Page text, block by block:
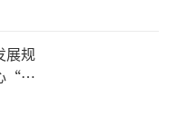
发行规模约6亿
为14.88元/股。后
下调至14.78元/
展规
“痛